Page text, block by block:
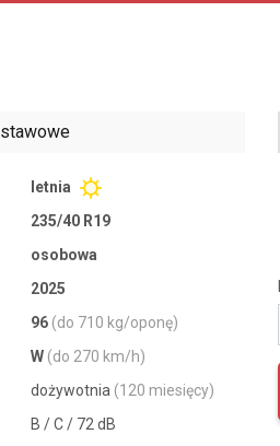
letnia
235/40 R19
osobowa
2025
96 (do 710 kg/oponę)
W (do 270 km/h)
dożywotnia (120 miesięcy)
B / C / 72 dB